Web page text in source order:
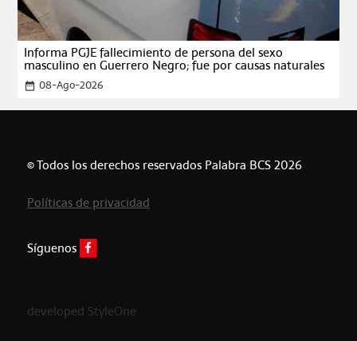
Informa PGJE fallecimiento de persona del sexo
masculino en Guerrero Negro; fue por causas naturales
date_range 08-Ago-2026
© Todos los derechos reservados Palabra BCS 2026
Políticas de privacidad
Síguenos
developed StyleOne